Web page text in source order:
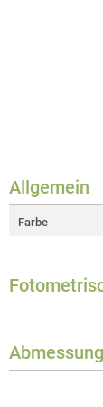
Allgemein
Farbe